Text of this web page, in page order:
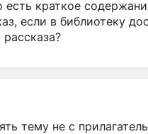
есть краткое
если в библиотеку
тему не с